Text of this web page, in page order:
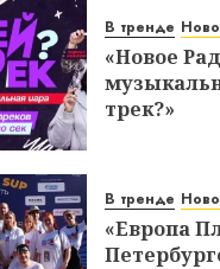
В тренде
«Новое
трек?»
В тренде
«Европа